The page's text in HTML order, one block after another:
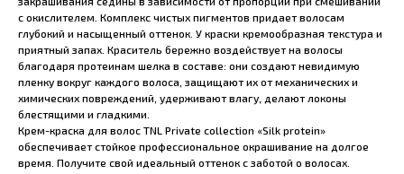
с окислителем. Комплекс чистых пигментов придает волосам
глубокий и насыщенный оттенок. У краски кремообразная текстура и
приятный запах. Краситель бережно воздействует на волосы
благодаря протеинам шелка в составе: они создают невидимую
пленку вокруг каждого волоса, защищают их от механических и
химических повреждений, удерживают влагу, делают локоны
блестящими и гладкими.
Крем-краска для волос TNL Private collection «Silk protein»
обеспечивает стойкое профессиональное окрашивание на долгое
время. Получите свой идеальный оттенок с заботой о волосах.